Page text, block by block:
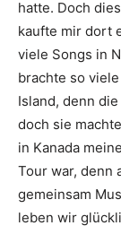
hatte. Doch
kaufte mir dort
viele Songs in
brachte so
Island, denn
doch sie
in Kanada
Tour war, denn
gemeinsam
leben wir